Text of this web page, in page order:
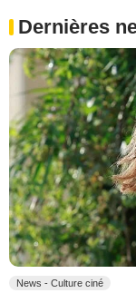
Dernières
News - Culture ciné